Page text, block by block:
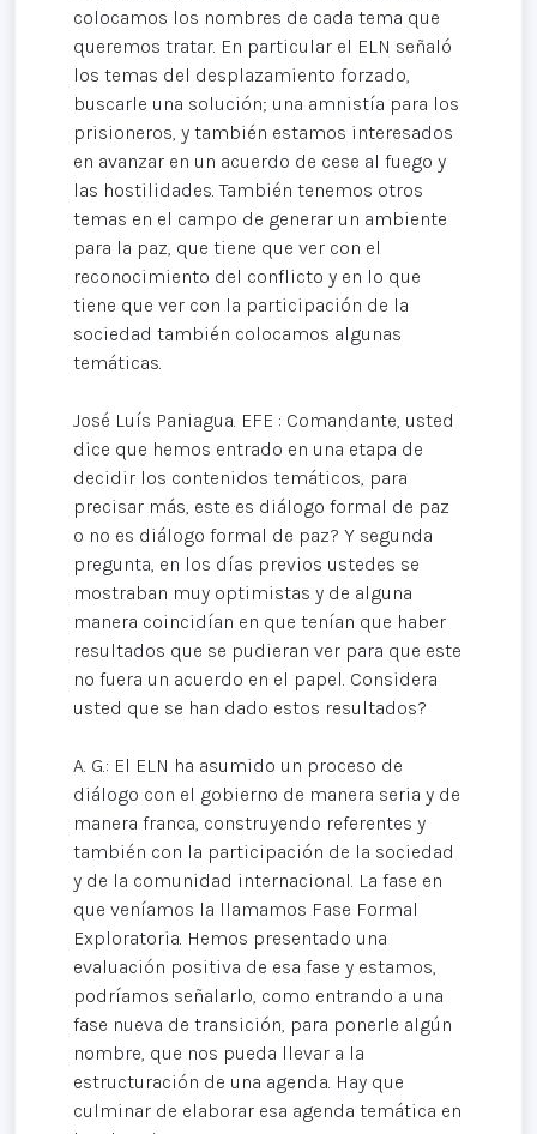
colocamos los nombres de cada tema que
queremos tratar. En particular el ELN señaló
los temas del desplazamiento forzado,
buscarle una solución; una amnistía para los
prisioneros, y también estamos interesados
en avanzar en un acuerdo de cese al fuego y
las hostilidades. También tenemos otros
temas en el campo de generar un ambiente
para la paz, que tiene que ver con el
reconocimiento del conflicto y en lo que
tiene que ver con la participación de la
sociedad también colocamos algunas
temáticas.
José Luís Paniagua. EFE : Comandante, usted
dice que hemos entrado en una etapa de
decidir los contenidos temáticos, para
precisar más, este es diálogo formal de paz
o no es diálogo formal de paz? Y segunda
pregunta, en los días previos ustedes se
mostraban muy optimistas y de alguna
manera coincidían en que tenían que haber
resultados que se pudieran ver para que este
no fuera un acuerdo en el papel. Considera
usted que se han dado estos resultados?
A. G.: El ELN ha asumido un proceso de
diálogo con el gobierno de manera seria y de
manera franca, construyendo referentes y
también con la participación de la sociedad
y de la comunidad internacional. La fase en
que veníamos la llamamos Fase Formal
Exploratoria. Hemos presentado una
evaluación positiva de esa fase y estamos,
podríamos señalarlo, como entrando a una
fase nueva de transición, para ponerle algún
nombre, que nos pueda llevar a la
estructuración de una agenda. Hay que
culminar de elaborar esa agenda temática en